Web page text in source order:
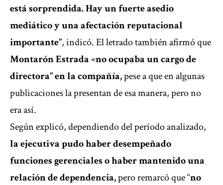
está sorprendida. Hay un fuerte asedio
mediático y una afectación reputacional
importante”, indicó. El letrado también afirmó que
Montarón Estrada«no ocupaba un cargo de
directora” en la compañía,pese a que en algunas
publicaciones la presentan de esa manera, pero no
era así.
Según explicó, dependiendo del período analizado,
la ejecutiva pudo haber desempeñado
funciones gerenciales o haber mantenido una
relación de dependencia,pero remarcó que “no